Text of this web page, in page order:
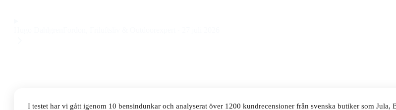
I testet har vi gått igenom 10 bensindunkar och analyserat över 1200 kundrecensioner från svenska butiker som